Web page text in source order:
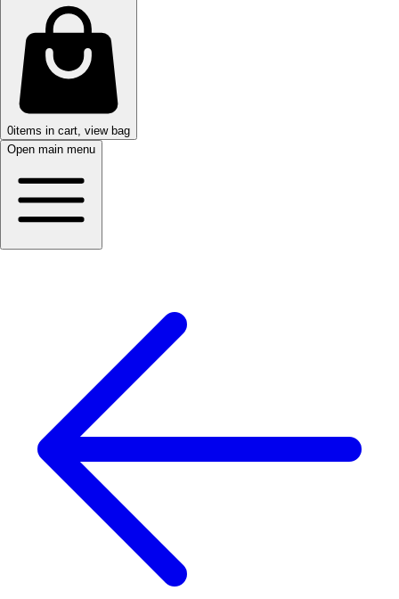
0items in cart, view bag
Open main menu